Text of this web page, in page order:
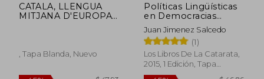
CATALA, LLENGUA
MITJANA D'EUROPA,
, Tapa Blanda, Nuevo
Políticas Lingüísticas
en Democracias
Multilingües: Es
Evitable el Conflicto?
Juan Jimenez Salcedo
(1)
Los Libros De La Catarata,
2015, 1 Edición, Tapa
Blanda, Nuevo